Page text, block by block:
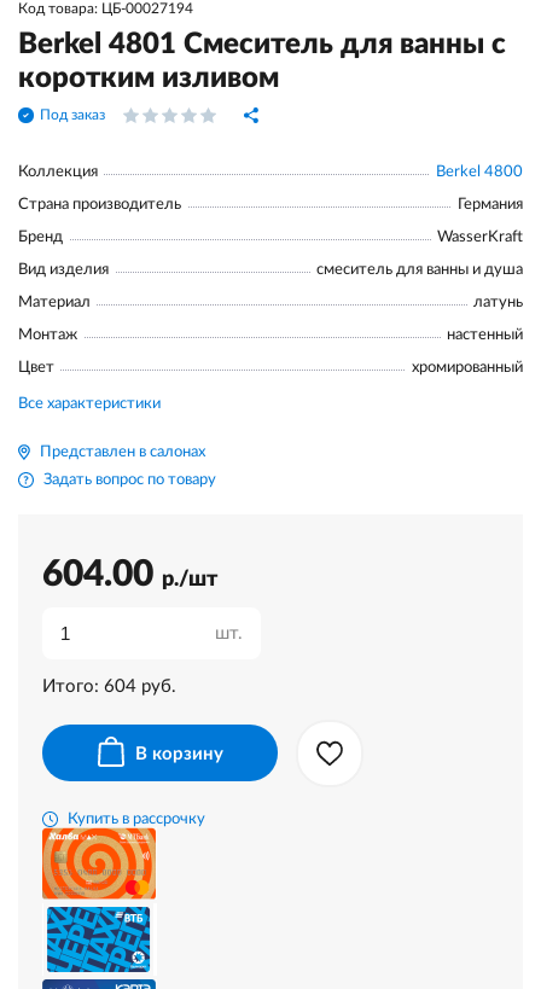
Код товара: ЦБ-00027194
Berkel 4801 Смеситель для ванны с
коротким изливом
Под заказ
Коллекция Berkel 4800
Страна производитель Германия
Бренд WasserKraft
Вид изделия смеситель для ванны и душа
Материал латунь
Монтаж настенный
Цвет хромированный
Все характеристики
Представлен в салонах
Задать вопрос по товару
604.00 р./шт
шт.
Итого: 604 руб.
В корзину
Купить в рассрочку